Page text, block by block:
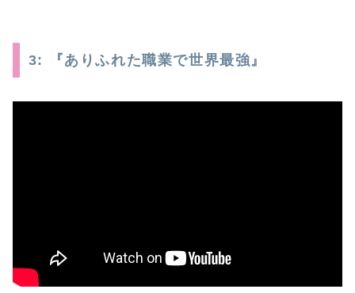
3: 『ありふれた職業で世界最強』